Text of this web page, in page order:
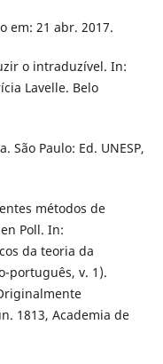
em: 21 abr. 2017.
o intraduzível. In:
Lavelle. Belo
São Paulo: Ed. UNESP,
métodos de
Poll. In:
da teoria da
português, v. 1).
1813, Academia de